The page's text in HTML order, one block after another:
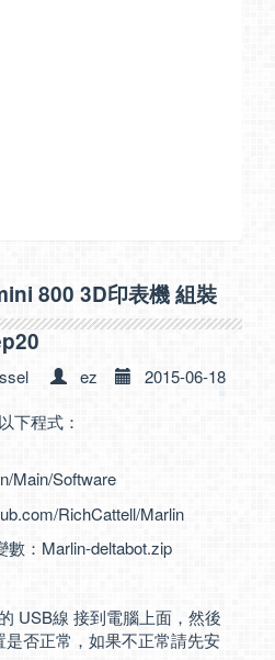
800 3D印表機 組裝
ez
2015-06-18
下程式：
Main/Software
RichCattell/Marlin
： Marlin-deltabot.zip
USB線 接到電腦上面，然後
否正常，如果不正常請先安